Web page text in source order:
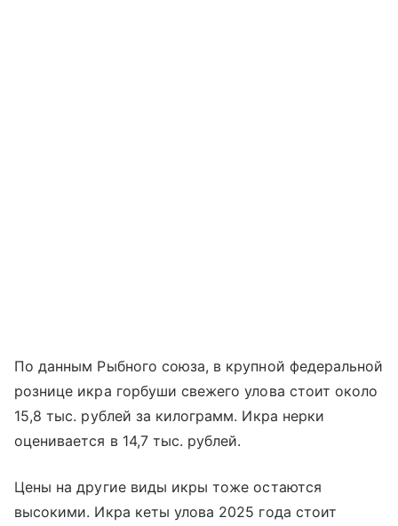
По данным Рыбного союза, в крупной федеральной
рознице икра горбуши свежего улова стоит около
15,8 тыс. рублей за килограмм. Икра нерки
оценивается в 14,7 тыс. рублей.
Цены на другие виды икры тоже остаются
высокими. Икра кеты улова 2025 года стоит